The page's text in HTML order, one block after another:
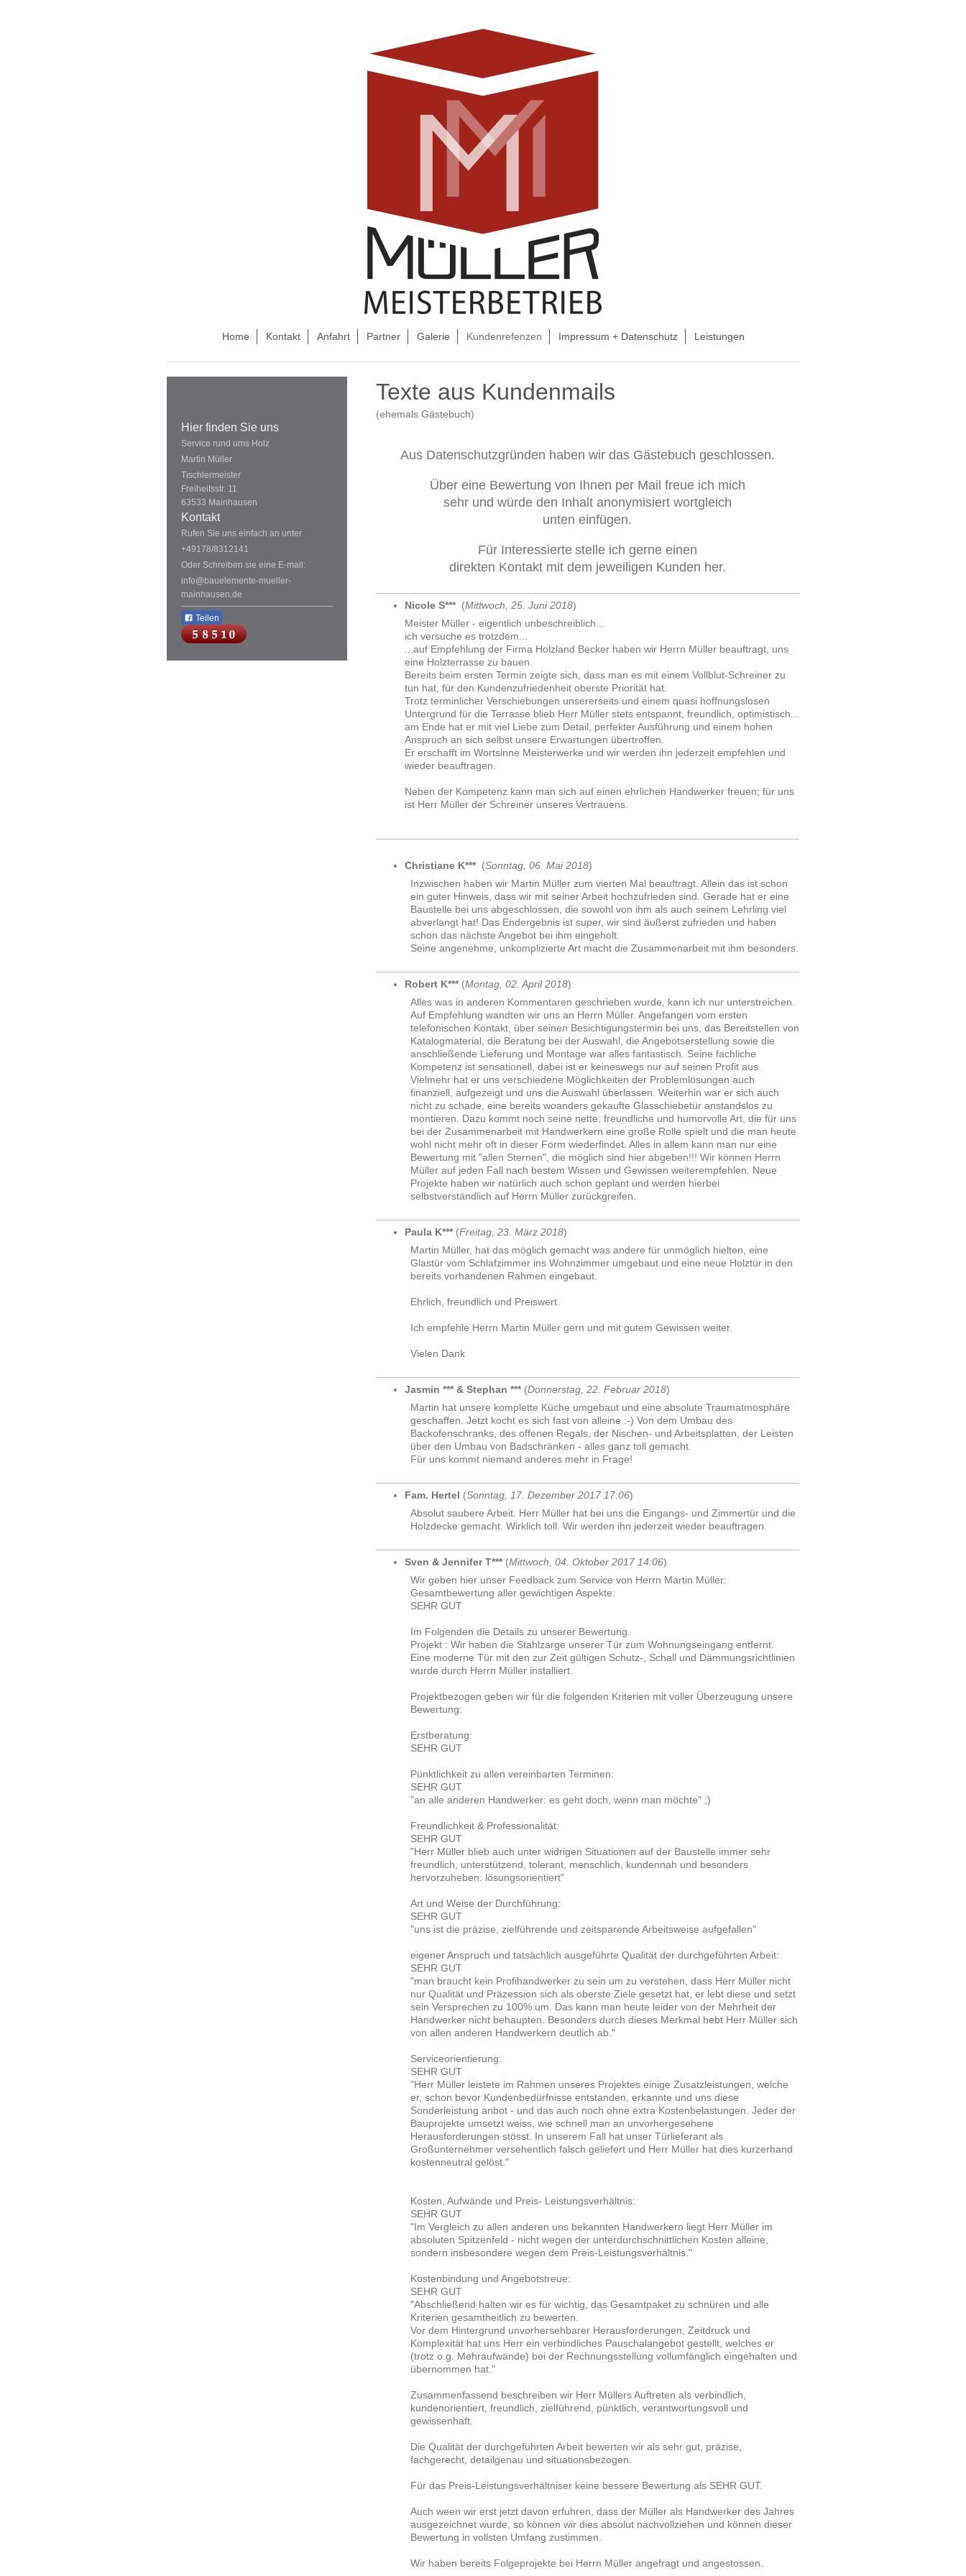
Home Kontakt Anfahrt Partner Galerie Kundenrefenzen Impressum + Datenschutz Leistungen
Texte aus Kundenmails
(ehemals Gästebuch)
Aus Datenschutzgründen haben wir das Gästebuch geschlossen.
Über eine Bewertung von Ihnen per Mail freue ich mich
sehr und würde den Inhalt anonymisiert wortgleich
unten einfügen.
Für Interessierte stelle ich gerne einen
direkten Kontakt mit dem jeweiligen Kunden her.
Nicole S***(Mittwoch, 25. Juni 2018)
Meister Müller - eigentlich unbeschreiblich...
ich versuche es trotzdem...
...auf Empfehlung der Firma Holzland Becker haben wir Herrn Müller beauftragt, uns
eine Holzterrasse zu bauen.
Bereits beim ersten Termin zeigte sich, dass man es mit einem Vollblut-Schreiner zu
tun hat, für den Kundenzufriedenheit oberste Priorität hat.
Trotz terminlicher Verschiebungen unsererseits und einem quasi hoffnungslosen
Untergrund für die Terrasse blieb Herr Müller stets entspannt, freundlich, optimistisch...
am Ende hat er mit viel Liebe zum Detail, perfekter Ausführung und einem hohen
Anspruch an sich selbst unsere Erwartungen übertroffen.
Er erschafft im Wortsinne Meisterwerke und wir werden ihn jederzeit empfehlen und
wieder beauftragen.
Neben der Kompetenz kann man sich auf einen ehrlichen Handwerker freuen; für uns
ist Herr Müller der Schreiner unseres Vertrauens.
Christiane K***(Sonntag, 06. Mai 2018)
Inzwischen haben wir Martin Müller zum vierten Mal beauftragt. Allein das ist schon
ein guter Hinweis, dass wir mit seiner Arbeit hochzufrieden sind. Gerade hat er eine
Baustelle bei uns abgeschlossen, die sowohl von ihm als auch seinem Lehrling viel
abverlangt hat! Das Endergebnis ist super, wir sind äußerst zufrieden und haben
schon das nächste Angebot bei ihm eingeholt.
Seine angenehme, unkomplizierte Art macht die Zusammenarbeit mit ihm besonders.
Robert K***(Montag, 02. April 2018)
Alles was in anderen Kommentaren geschrieben wurde, kann ich nur unterstreichen.
Auf Empfehlung wandten wir uns an Herrn Müller. Angefangen vom ersten
telefonischen Kontakt, über seinen Besichtigungstermin bei uns, das Bereitstellen von
Katalogmaterial, die Beratung bei der Auswahl, die Angebotserstellung sowie die
anschließende Lieferung und Montage war alles fantastisch. Seine fachliche
Kompetenz ist sensationell, dabei ist er keineswegs nur auf seinen Profit aus.
Vielmehr hat er uns verschiedene Möglichkeiten der Problemlösungen auch
finanziell, aufgezeigt und uns die Auswahl überlassen. Weiterhin war er sich auch
nicht zu schade, eine bereits woanders gekaufte Glasschiebetür anstandslos zu
montieren. Dazu kommt noch seine nette, freundliche und humorvolle Art, die für uns
bei der Zusammenarbeit mit Handwerkern eine große Rolle spielt und die man heute
wohl nicht mehr oft in dieser Form wiederfindet. Alles in allem kann man nur eine
Bewertung mit "allen Sternen", die möglich sind hier abgeben!!! Wir können Herrn
Müller auf jeden Fall nach bestem Wissen und Gewissen weiterempfehlen. Neue
Projekte haben wir natürlich auch schon geplant und werden hierbei
selbstverständlich auf Herrn Müller zurückgreifen.
Paula K***(Freitag, 23. März 2018)
Martin Müller, hat das möglich gemacht was andere für unmöglich hielten, eine
Glastür vom Schlafzimmer ins Wohnzimmer umgebaut und eine neue Holztür in den
bereits vorhandenen Rahmen eingebaut.
Ehrlich, freundlich und Preiswert.
Ich empfehle Herrn Martin Müller gern und mit gutem Gewissen weiter.
Vielen Dank
Jasmin *** & Stephan ***(Donnerstag, 22. Februar 2018)
Martin hat unsere komplette Küche umgebaut und eine absolute Traumatmosphäre
geschaffen. Jetzt kocht es sich fast von alleine :-) Von dem Umbau des
Backofenschranks, des offenen Regals, der Nischen- und Arbeitsplatten, der Leisten
über den Umbau von Badschränken - alles ganz toll gemacht.
Für uns kommt niemand anderes mehr in Frage!
Fam. Hertel (Sonntag, 17. Dezember 2017 17:06)
Absolut saubere Arbeit. Herr Müller hat bei uns die Eingangs- und Zimmertür und die
Holzdecke gemacht. Wirklich toll. Wir werden ihn jederzeit wieder beauftragen.
Sven & Jennifer T***(Mittwoch, 04. Oktober 2017 14:06)
Wir geben hier unser Feedback zum Service von Herrn Martin Müller:
Gesamtbewertung aller gewichtigen Aspekte:
SEHR GUT
Im Folgenden die Details zu unserer Bewertung.
Projekt : Wir haben die Stahlzarge unserer Tür zum Wohnungseingang entfernt.
Eine moderne Tür mit den zur Zeit gültigen Schutz-, Schall und Dämmungsrichtlinien
wurde durch Herrn Müller installiert.
Projektbezogen geben wir für die folgenden Kriterien mit voller Überzeugung unsere
Bewertung:
Erstberatung:
SEHR GUT
Pünktlichkeit zu allen vereinbarten Terminen:
SEHR GUT
"an alle anderen Handwerker: es geht doch, wenn man möchte" ;)
Freundlichkeit & Professionalität:
SEHR GUT
"Herr Müller blieb auch unter widrigen Situationen auf der Baustelle immer sehr
freundlich, unterstützend, tolerant, menschlich, kundennah und besonders
hervorzuheben: lösungsorientiert"
Art und Weise der Durchführung:
SEHR GUT
"uns ist die präzise, zielführende und zeitsparende Arbeitsweise aufgefallen"
eigener Anspruch und tatsächlich ausgeführte Qualität der durchgeführten Arbeit:
SEHR GUT
"man braucht kein Profihandwerker zu sein um zu verstehen, dass Herr Müller nicht
nur Qualität und Präzession sich als oberste Ziele gesetzt hat, er lebt diese und setzt
sein Versprechen zu 100% um. Das kann man heute leider von der Mehrheit der
Handwerker nicht behaupten. Besonders durch dieses Merkmal hebt Herr Müller sich
von allen anderen Handwerkern deutlich ab."
Serviceorientierung:
SEHR GUT
"Herr Müller leistete im Rahmen unseres Projektes einige Zusatzleistungen, welche
er, schon bevor Kundenbedürfnisse entstanden, erkannte und uns diese
Sonderleistung anbot - und das auch noch ohne extra Kostenbelastungen. Jeder der
Bauprojekte umsetzt weiss, wie schnell man an unvorhergesehene
Herausforderungen stösst. In unserem Fall hat unser Türlieferant als
Großunternehmer versehentlich falsch geliefert und Herr Müller hat dies kurzerhand
kostenneutral gelöst."
Kosten, Aufwände und Preis- Leistungsverhältnis:
SEHR GUT
"Im Vergleich zu allen anderen uns bekannten Handwerkern liegt Herr Müller im
absoluten Spitzenfeld - nicht wegen der unterdurchschnittlichen Kosten alleine,
sondern insbesondere wegen dem Preis-Leistungsverhältnis."
Kostenbindung und Angebotstreue:
SEHR GUT
"Abschließend halten wir es für wichtig, das Gesamtpaket zu schnüren und alle
Kriterien gesamtheitlich zu bewerten.
Vor dem Hintergrund unvorhersehbarer Herausforderungen, Zeitdruck und
Komplexität hat uns Herr ein verbindliches Pauschalangebot gestellt, welches er
(trotz o.g. Mehraufwände) bei der Rechnungsstellung vollumfänglich eingehalten und
übernommen hat."
Zusammenfassend beschreiben wir Herr Müllers Auftreten als verbindlich,
kundenorientiert, freundlich, zielführend, pünktlich, verantwortungsvoll und
gewissenhaft.
Die Qualität der durchgeführten Arbeit bewerten wir als sehr gut, präzise,
fachgerecht, detailgenau und situationsbezogen.
Für das Preis-Leistungsverhältniser keine bessere Bewertung als SEHR GUT.
Auch ween wir erst jetzt davon erfuhren, dass der Müller als Handwerker des Jahres
ausgezeichnet wurde, so können wir dies absolut nachvollziehen und können dieser
Bewertung in vollsten Umfang zustimmen.
Wir haben bereits Folgeprojekte bei Herrn Müller angefragt und angestossen.
Hier finden Sie uns
Service rund ums Holz
Martin Müller
Tischlermeister
Freiheitsstr. 11
63533 Mainhausen
Kontakt
Rufen Sie uns einfach an unter
+49178/8312141
Oder Schreiben sie eine E-mail:
info@bauelemente-mueller-
mainhausen.de
Teilen